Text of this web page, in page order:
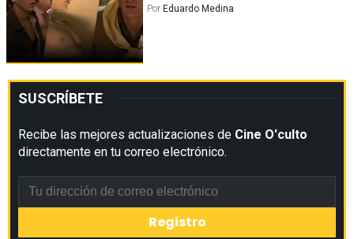
Por Eduardo Medina
SUSCRÍBETE
Recibe las mejores actualizaciones de Cine O'culto
directamente en tu correo electrónico.